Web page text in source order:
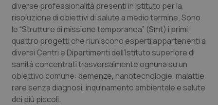
Emilia-Romagna
Friuli Venezia Giulia
Lazio
Liguria
Colesterolo & coronaropatie
Dermatite Atopica
Diabete & glucometri
Disturbi dell’umore
diverse professionalità presenti in Istituto per la
risoluzione di obiettivi di salute a medio termine. Sono
le “Strutture di missione temporanea” (Smt) i primi
quattro progetti che riuniscono esperti appartenenti a
diversi Centri e Dipartimenti dell’Istituto superiore di
sanità concentrati trasversalmente ognuna su un
obiettivo comune: demenze, nanotecnologie, malattie
rare senza diagnosi, inquinamento ambientale e salute
dei più piccoli.